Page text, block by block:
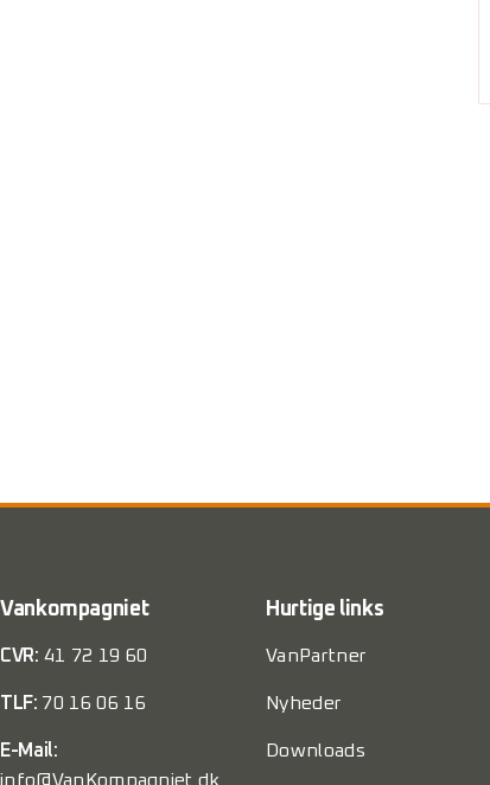
Vankompagniet
CVR: 41 72 19 60
TLF: 70 16 06 16
E-Mail:
info@VanKompagniet.dk
Hurtige links
VanPartner
Nyheder
Downloads